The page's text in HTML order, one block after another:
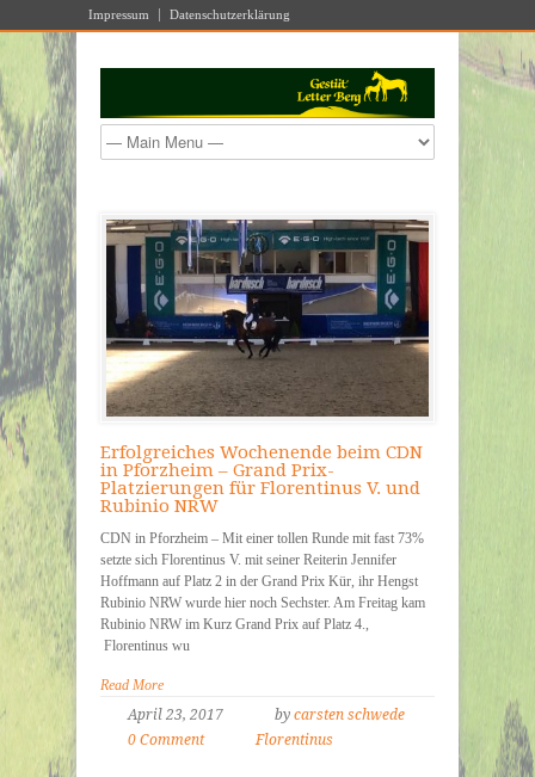
Impressum Datenschutzerklärung
Erfolgreiches Wochenende beim CDN
in Pforzheim – Grand Prix-
Platzierungen für Florentinus V. und
Rubinio NRW
CDN in Pforzheim – Mit einer tollen Runde mit fast 73%
setzte sich Florentinus V. mit seiner Reiterin Jennifer
Hoffmann auf Platz 2 in der Grand Prix Kür, ihr Hengst
Rubinio NRW wurde hier noch Sechster. Am Freitag kam
Rubinio NRW im Kurz Grand Prix auf Platz 4.,
Florentinus wu
Read More
April 23, 2017
by carsten schwede
0 Comment
Florentinus